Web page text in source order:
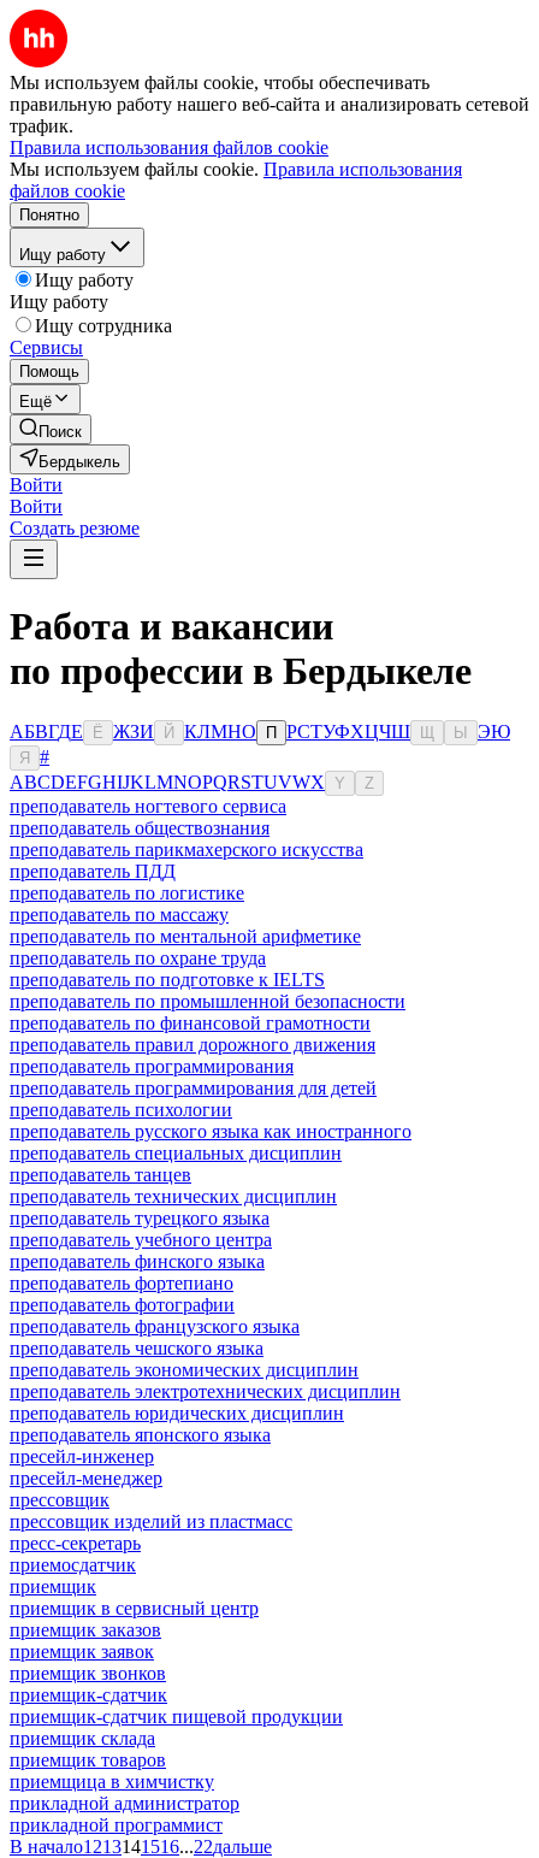
Мы используем файлы cookie, чтобы обеспечивать
правильную работу нашего веб-сайта и анализировать сетевой
трафик.
Правила использования файлов cookie
Мы используем файлы cookie. Правила использования
файлов cookie
Понятно
Ищу работу
Ищу работу
Ищу работу
Ищу сотрудника
Сервисы
Помощь
Ещё
Поиск
Бердыкель
Войти
Войти
Создать резюме
Работа и вакансии
по профессии в Бердыкеле
АБВГДЕ Ё ЖЗИ Й КЛМНО П РСТУФХЦЧШ Ы ЭЮ
Я
#
ABCDEFGHIJKLMNOPQRSTUVWX Y Z
преподаватель ногтевого сервиса
преподаватель обществознания
преподаватель парикмахерского искусства
преподаватель ПДД
преподаватель по логистике
преподаватель по массажу
преподаватель по ментальной арифметике
преподаватель по охране труда
преподаватель по подготовке к IELTS
преподаватель по промышленной безопасности
преподаватель по финансовой грамотности
преподаватель правил дорожного движения
преподаватель программирования
преподаватель программирования для детей
преподаватель психологии
преподаватель русского языка как иностранного
преподаватель специальных дисциплин
преподаватель танцев
преподаватель технических дисциплин
преподаватель турецкого языка
преподаватель учебного центра
преподаватель финского языка
преподаватель фортепиано
преподаватель фотографии
преподаватель французского языка
преподаватель чешского языка
преподаватель экономических дисциплин
преподаватель электротехнических дисциплин
преподаватель юридических дисциплин
преподаватель японского языка
пресейл-инженер
пресейл-менеджер
прессовщик
прессовщик изделий из пластмасс
пресс-секретарь
приемосдатчик
приемщик
приемщик в сервисный центр
приемщик заказов
приемщик заявок
приемщик звонков
приемщик-сдатчик
приемщик-сдатчик пищевой продукции
приемщик склада
приемщик товаров
приемщица в химчистку
прикладной администратор
прикладной программист
В начало1213141516...22дальше